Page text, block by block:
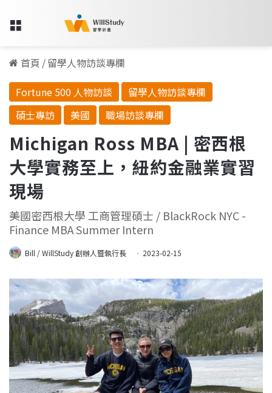
Menu
首頁 /留學人物訪談專欄
Fortune 500 人物訪談
留學人物訪談專欄
碩士專訪
美國 職場訪談專欄
Michigan Ross MBA | 密西根
大學實務至上，紐約金融業實習
現場
美國密西根大學 工商管理碩士 / BlackRock NYC -
Finance MBA Summer Intern
Bill / WillStudy 創辦人暨執行長 2023-02-15